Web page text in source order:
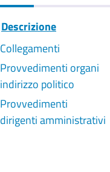
Descrizione
Collegamenti
Provvedimenti organi
indirizzo politico
Provvedimenti
dirigenti amministrativi